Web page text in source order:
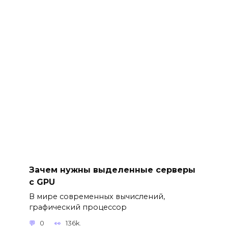
Зачем нужны выделенные серверы
с GPU
В мире современных вычислений,
графический процессор
0 136k.